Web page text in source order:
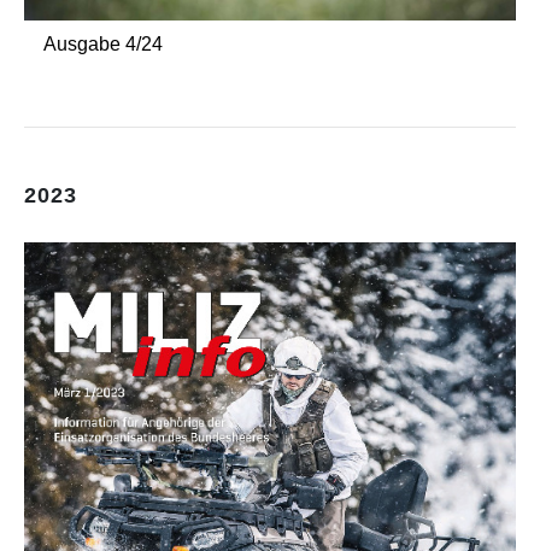
Ausgabe 4/24
2023